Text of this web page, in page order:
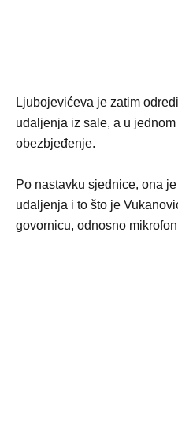
Ljubojevićeva je zatim
udaljenja iz sale, a u
obezbjeđenje.
Po nastavku sjednice, ona
udaljenja i to što je
govornicu, odnosno